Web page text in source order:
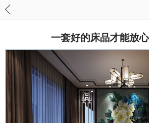
一套好的床品才能放